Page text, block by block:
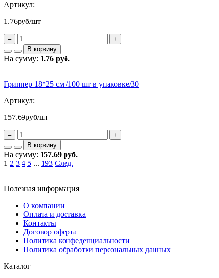
Артикул:
1.76руб/шт
–
+
В корзину
На сумму: 1.76 руб.
Гриппер 18*25 см /100 шт в упаковке/30
Артикул:
157.69руб/шт
–
+
В корзину
На сумму: 157.69 руб.
1 2 3 4 5 ... 193 След.
Полезная информация
О компании
Оплата и доставка
Контакты
Договор оферта
Политика конфеденциальности
Политика обработки персональных данных
Каталог